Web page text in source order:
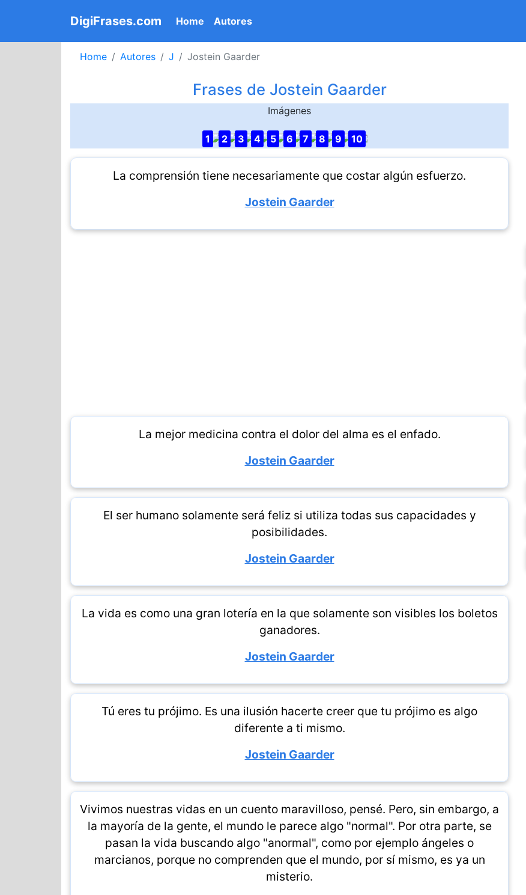
DigiFrases.com Home (current)
Autores
Home Autores J Jostein Gaarder
Frases de Jostein Gaarder
Imágenes
1 2 3 4 5 6 7 8 9 10
La comprensión tiene necesariamente que costar algún esfuerzo.
Jostein Gaarder
La mejor medicina contra el dolor del alma es el enfado.
Jostein Gaarder
El ser humano solamente será feliz si utiliza todas sus capacidades y
posibilidades.
Jostein Gaarder
La vida es como una gran lotería en la que solamente son visibles los boletos
ganadores.
Jostein Gaarder
Tú eres tu prójimo. Es una ilusión hacerte creer que tu prójimo es algo
diferente a ti mismo.
Jostein Gaarder
Vivimos nuestras vidas en un cuento maravilloso, pensé. Pero, sin embargo, a
la mayoría de la gente, el mundo le parece algo "normal". Por otra parte, se
pasan la vida buscando algo "anormal", como por ejemplo ángeles o
marcianos, porque no comprenden que el mundo, por sí mismo, es ya un
misterio.